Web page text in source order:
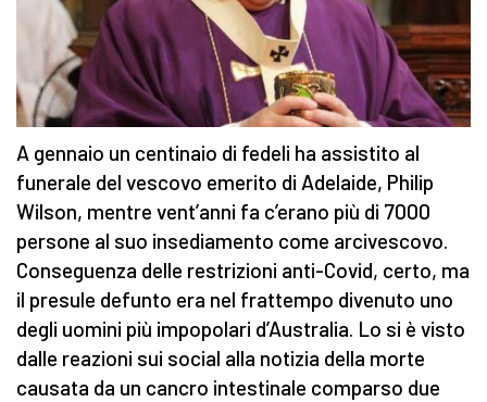
A gennaio un centinaio di fedeli ha assistito al
funerale del vescovo emerito di Adelaide, Philip
Wilson, mentre vent’anni fa c’erano più di 7000
persone al suo insediamento come arcivescovo.
Conseguenza delle restrizioni anti-Covid, certo, ma
il presule defunto era nel frattempo divenuto uno
degli uomini più impopolari d’Australia. Lo si è visto
dalle reazioni sui social alla notizia della morte
causata da un cancro intestinale comparso due